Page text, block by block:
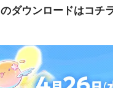
ダウンロードはコ